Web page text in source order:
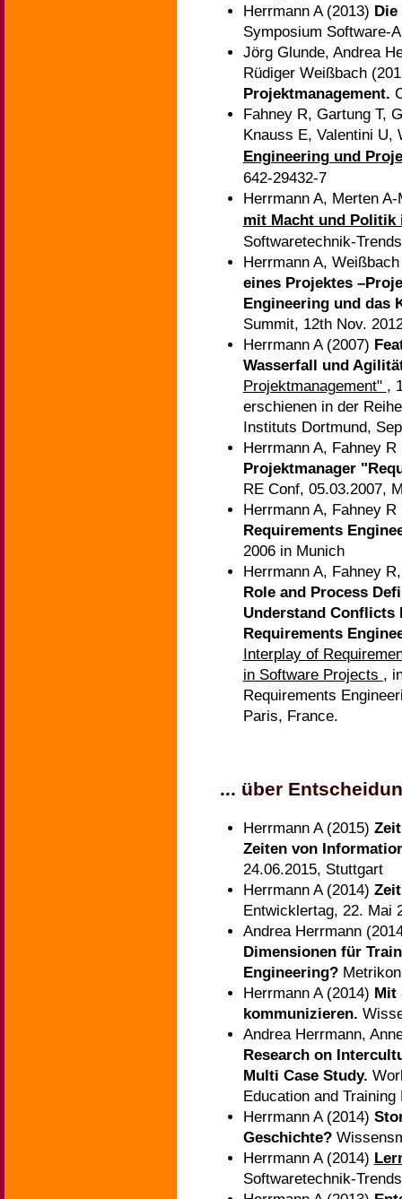
Herrmann A (2013)
Symposium Software-
Jörg Glunde, Andrea
Rüdiger Weißbach
Projektmanagement.
Fahney R, Gartung T,
Knauss E, Valentini U,
Engineering und
642-29432-7
Herrmann A, Merten
mit Macht und
Softwaretechnik-
Herrmann A,
eines Projektes
Engineering und das
Summit, 12th Nov.
Herrmann A (2007)
Wasserfall und
Projektmanagement" ,
erschienen in der
Instituts Dortmund,
Herrmann A, Fahney
Projektmanager
RE Conf, 05.03.2007,
Herrmann A, Fahney
Requirements
2006 in Munich
Herrmann A, Fahney
Role and Process
Understand Conflicts
Requirements
Interplay of
in Software Projects ,
Requirements
Paris, France.
... über
Herrmann A (2015)
Zeiten von
24.06.2015, Stuttgart
Herrmann A (2014)
Entwicklertag, 22. Mai
Andrea Herrmann
Dimensionen für
Engineering?
Herrmann A (2014) Mit
kommunizieren.
Andrea Herrmann,
Research on
Multi Case Study.
Education and
Herrmann A (2014)
Geschichte?
Herrmann A (2014)
Softwaretechnik-